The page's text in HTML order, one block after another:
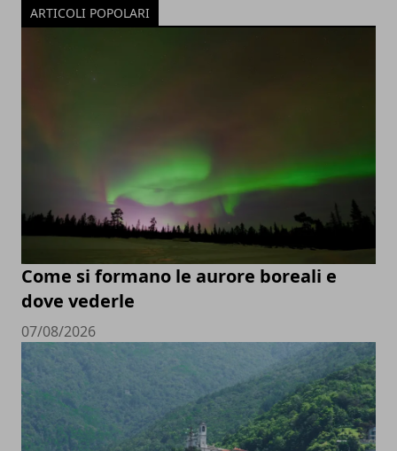
ARTICOLI POPOLARI
Come si formano le aurore boreali e
dove vederle
07/08/2026